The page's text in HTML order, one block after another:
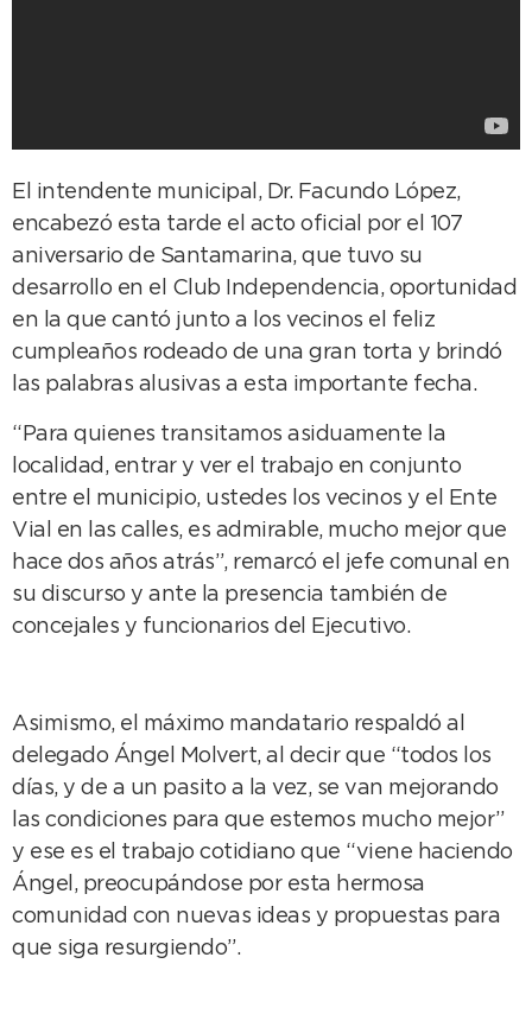
El intendente municipal, Dr. Facundo López,
encabezó esta tarde el acto oficial por el 107
aniversario de Santamarina, que tuvo su
desarrollo en el Club Independencia, oportunidad
en la que cantó junto a los vecinos el feliz
cumpleaños rodeado de una gran torta y brindó
las palabras alusivas a esta importante fecha.
“Para quienes transitamos asiduamente la
localidad, entrar y ver el trabajo en conjunto
entre el municipio, ustedes los vecinos y el Ente
Vial en las calles, es admirable, mucho mejor que
hace dos años atrás”, remarcó el jefe comunal en
su discurso y ante la presencia también de
concejales y funcionarios del Ejecutivo.
Asimismo, el máximo mandatario respaldó al
delegado Ángel Molvert, al decir que “todos los
días, y de a un pasito a la vez, se van mejorando
las condiciones para que estemos mucho mejor”
y ese es el trabajo cotidiano que “viene haciendo
Ángel, preocupándose por esta hermosa
comunidad con nuevas ideas y propuestas para
que siga resurgiendo”.